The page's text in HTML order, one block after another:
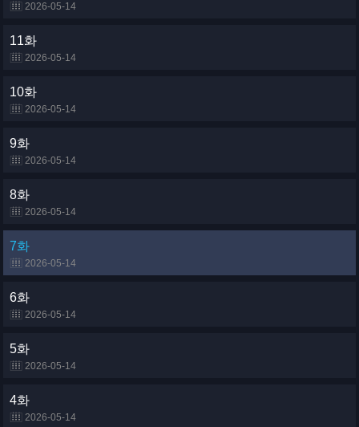
2026-05-14
11화
2026-05-14
10화
2026-05-14
9화
2026-05-14
8화
2026-05-14
7화
2026-05-14
6화
2026-05-14
5화
2026-05-14
4화
2026-05-14